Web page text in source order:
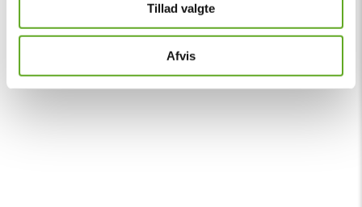
Tillad valgte
Afvis